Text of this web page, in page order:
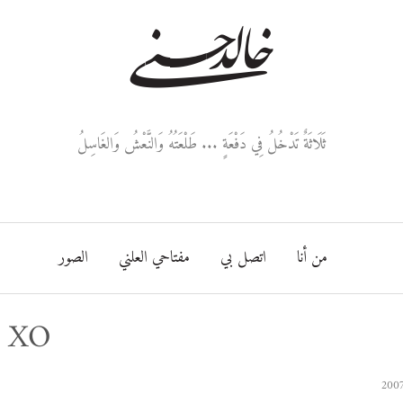
خالد حسني
ثَلَاثَةٌ تَدْخُلُ فِي دَفْعَةٍ ... طَلْعَتُهُ وَالنَّعْشُ وَالغَاسِلُ
من أنا اتصل بي مفتاحي العلني الصور